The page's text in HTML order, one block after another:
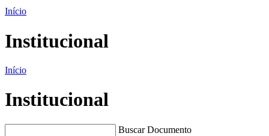
Início
Institucional
Início
Institucional
Buscar Documento